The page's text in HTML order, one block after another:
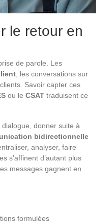
le retour en
de parole. Les
, les conversations sur
Savoir capter ces
ou le CSAT traduisent ce
donner suite à
bidirectionnelle
analyser, faire
s’affinent d’autant plus
messages gagnent en
formulées